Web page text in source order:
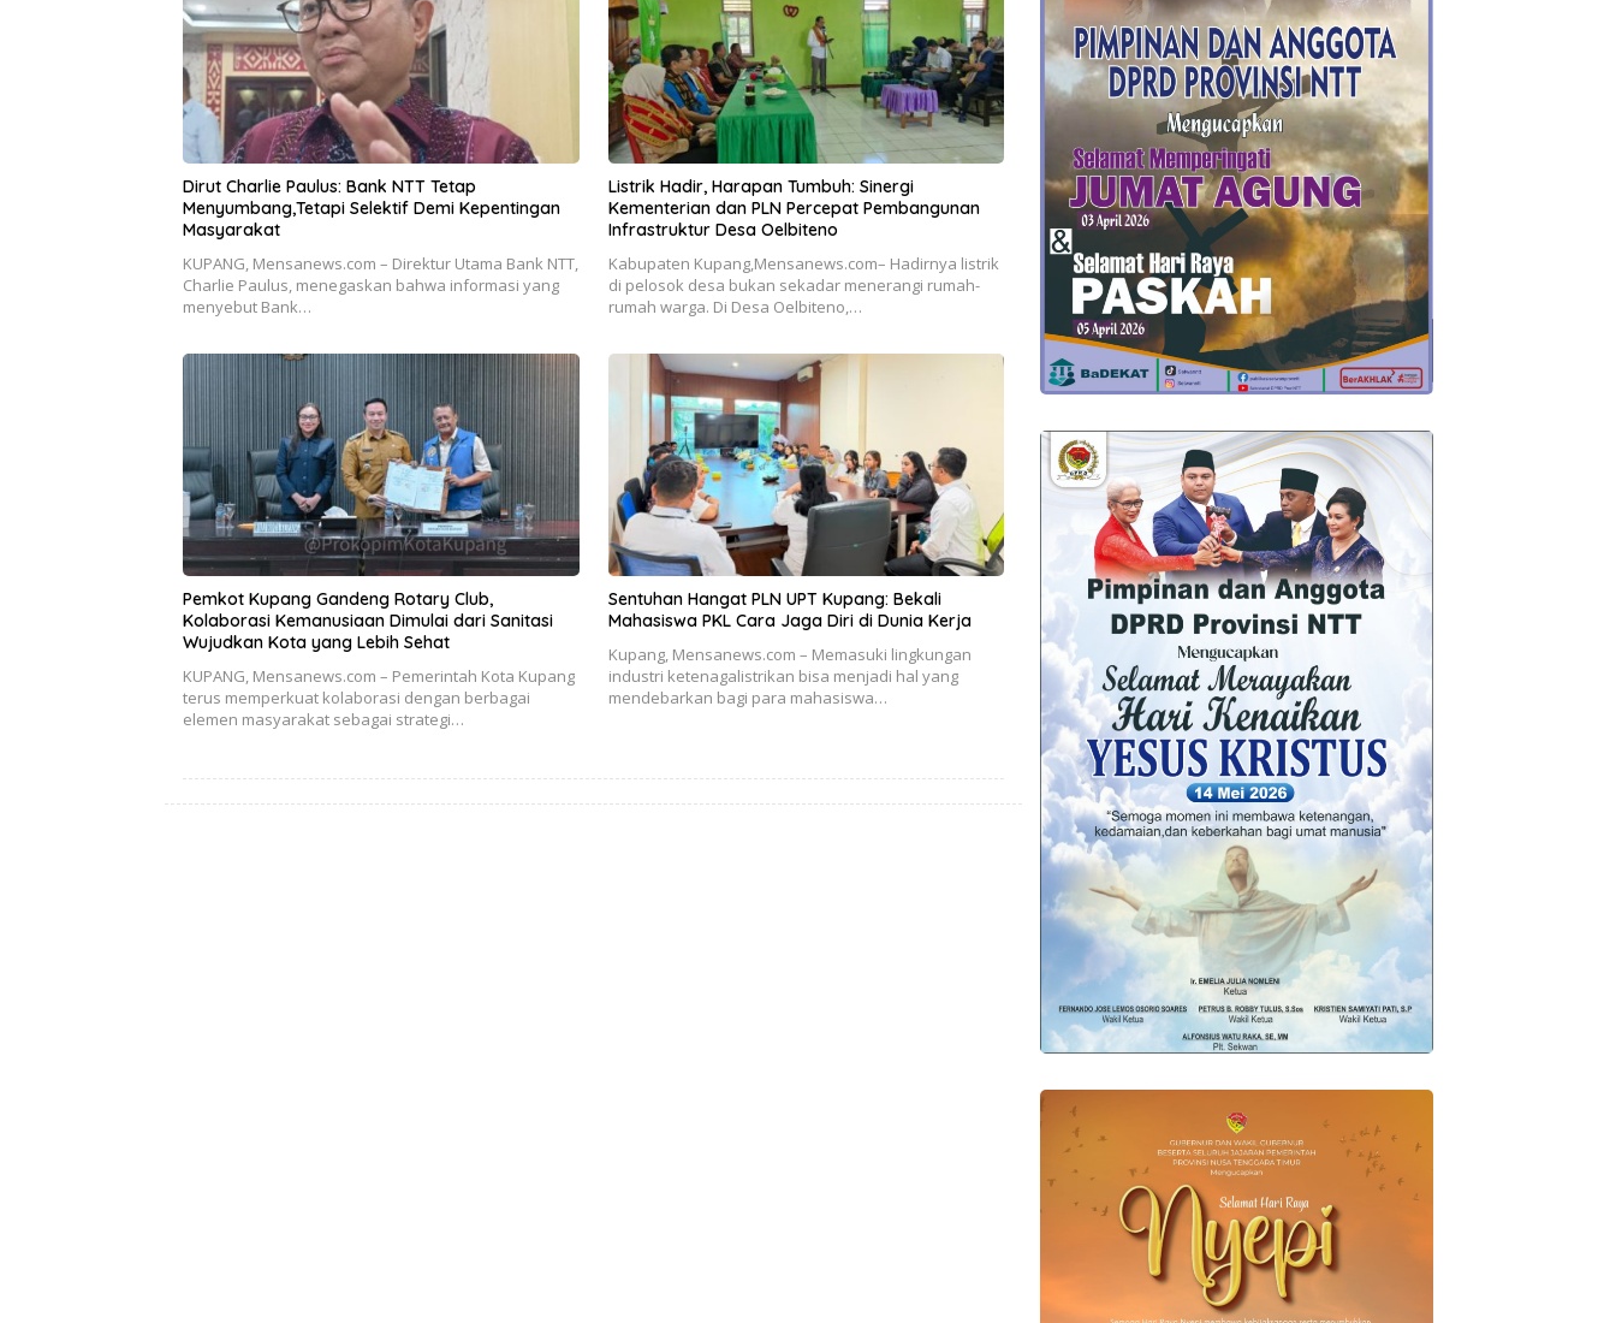
Dirut Charlie Paulus: Bank NTT Tetap
Menyumbang,Tetapi Selektif Demi Kepentingan
Masyarakat
KUPANG, Mensanews.com – Direktur Utama Bank NTT,
Charlie Paulus, menegaskan bahwa informasi yang
menyebut Bank…
Listrik Hadir, Harapan Tumbuh: Sinergi
Kementerian dan PLN Percepat Pembangunan
Infrastruktur Desa Oelbiteno
Kabupaten Kupang,Mensanews.com– Hadirnya listrik
di pelosok desa bukan sekadar menerangi rumah-
rumah warga. Di Desa Oelbiteno,…
Pemkot Kupang Gandeng Rotary Club,
Kolaborasi Kemanusiaan Dimulai dari Sanitasi
Wujudkan Kota yang Lebih Sehat
KUPANG, Mensanews.com – Pemerintah Kota Kupang
terus memperkuat kolaborasi dengan berbagai
elemen masyarakat sebagai strategi…
Sentuhan Hangat PLN UPT Kupang: Bekali
Mahasiswa PKL Cara Jaga Diri di Dunia Kerja
Kupang, Mensanews.com – Memasuki lingkungan
industri ketenagalistrikan bisa menjadi hal yang
mendebarkan bagi para mahasiswa…